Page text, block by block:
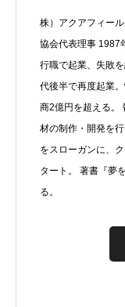
株）アクアフィー
協会代表理事 1987
行職で起業、失敗
代後半で再度起業
商2億円を超える。
材の制作・開発を
をスローガンに、
タート。 著書『夢
る。